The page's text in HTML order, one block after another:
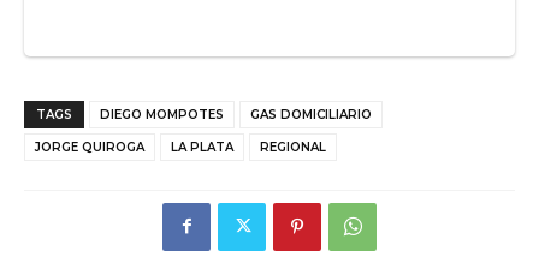
TAGS DIEGO MOMPOTES GAS DOMICILIARIO
JORGE QUIROGA LA PLATA REGIONAL